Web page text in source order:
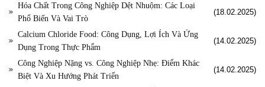
Hóa Chất Trong Công Nghiệp Dệt Nhuộm: Các Loại
Phổ Biến Và Vai Trò
(18.02.2025)
Calcium Chloride Food: Công Dụng, Lợi Ích Và Ứng
Dụng Trong Thực Phẩm
(14.02.2025)
Công Nghiệp Nặng vs. Công Nghiệp Nhẹ: Điểm Khác
Biệt Và Xu Hướng Phát Triển
(14.02.2025)